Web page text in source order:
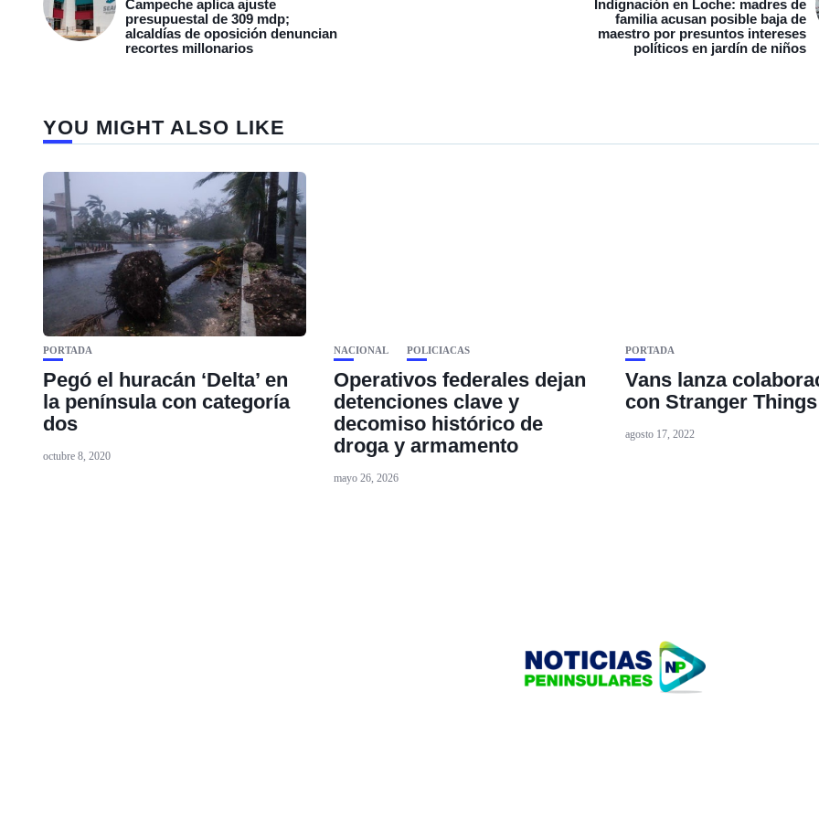
Campeche aplica ajuste
presupuestal de 309 mdp;
alcaldías de oposición denuncian
recortes millonarios
Indignación en Loche: madres de
familia acusan posible baja de
maestro por presuntos intereses
políticos en jardín de niños
YOU MIGHT ALSO LIKE
PORTADA
Pegó el huracán ‘Delta’ en
la península con categoría
dos
octubre 8, 2020
NACIONAL POLICIACAS
Operativos federales dejan
detenciones clave y
decomiso histórico de
droga y armamento
mayo 26, 2026
PORTADA
Vans lanza
con Stranger Things
agosto 17, 2022